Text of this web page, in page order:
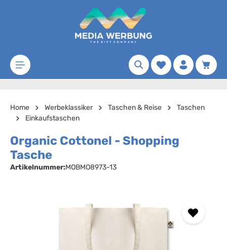
Zum Hauptinhalt springen
Merkzettel
Home Werbeklassiker Taschen & Reise
Taschen
Einkaufstaschen
Organic Cottonel - Shopping
Tasche
Artikelnummer:MOBMO8973-13